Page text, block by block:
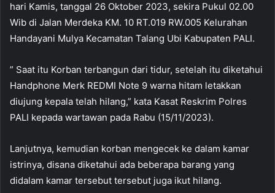
hari Kamis, tanggal 26 Oktober 2023, sekira Pukul 02.00
Wib di Jalan Merdeka KM. 10 RT.019 RW.005 Kelurahan
Handayani Mulya Kecamatan Talang Ubi Kabupaten PALI.
” Saat itu Korban terbangun dari tidur, setelah itu diketahui
Handphone Merk REDMI Note 9 warna hitam letakkan
diujung kepala telah hilang,” kata Kasat Reskrim Polres
PALI kepada wartawan pada Rabu (15/11/2023).
Lanjutnya, kemudian korban mengecek ke dalam kamar
istrinya, disana diketahui ada beberapa barang yang
didalam kamar tersebut tersebut juga ikut hilang.